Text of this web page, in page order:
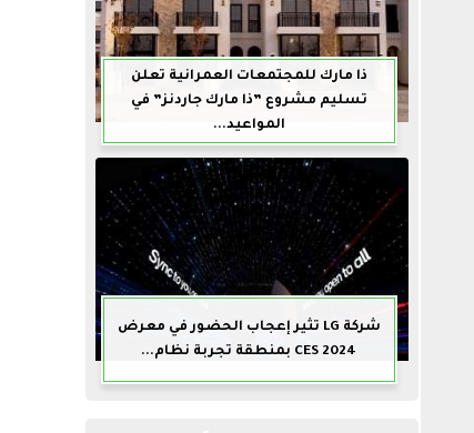
ذا مارك للمجتمعات العمرانية تعلن
تسليم مشروع ”ذا مارك جاردنز” في
المواعيد...
شركة LG تثير إعجاب الحضور في معرض
CES 2024 بمنطقة تجربة نظام...